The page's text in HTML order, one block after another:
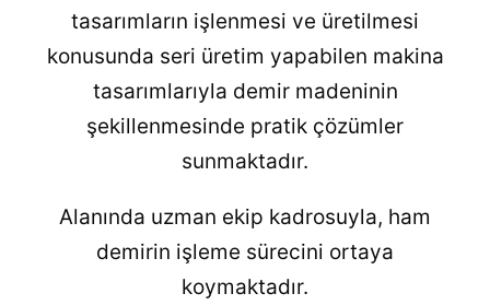
tasarımların işlenmesi ve üretilmesi
konusunda seri üretim yapabilen makina
tasarımlarıyla demir madeninin
şekillenmesinde pratik çözümler
sunmaktadır.
Alanında uzman ekip kadrosuyla, ham
demirin işleme sürecini ortaya
koymaktadır.